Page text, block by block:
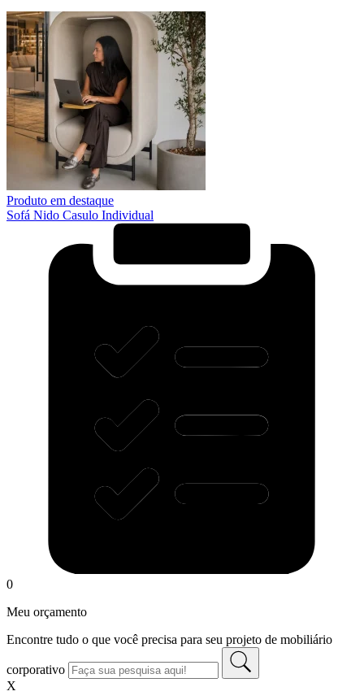
Produto em destaque
Sofá Nido Casulo Individual
0
Meu orçamento
Encontre tudo o que você precisa para seu projeto de mobiliário
corporativo
X